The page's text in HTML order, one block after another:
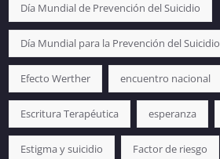
Día Mundial de Prevención del Suicidio
Día Mundial para la Prevención del Suicidio
Efecto Werther encuentro nacional
Escritura Terapéutica esperanza
Estigma y suicidio Factor de riesgo